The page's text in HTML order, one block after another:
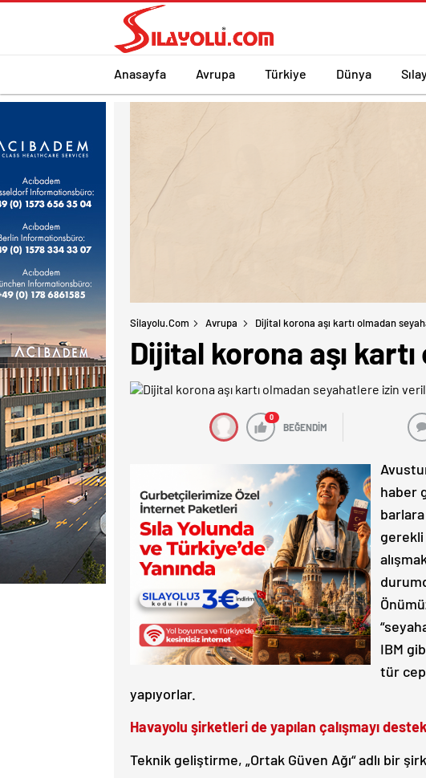
Anasayfa Avrupa Türkiye Dünya
Silayolu.com Avrupa Dijital korona aşı kartı olmadan
Dijital korona aşı
0
BEĞENDİM
haber
IBM
tür cep
yapıyorlar.
Havayolu şirketleri de yapılan çalışmayı
Teknik geliştirme, „Ortak Güven Ağı“ adlı bir